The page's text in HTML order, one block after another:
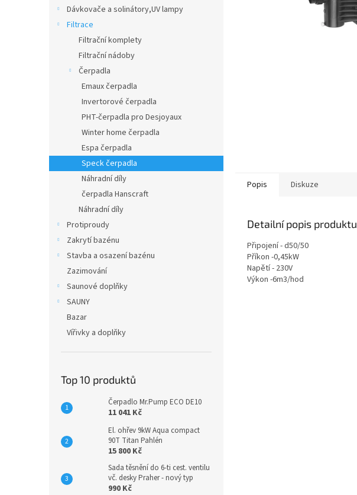
Dávkovače a solinátory,UV lampy
Filtrace
Filtrační komplety
Filtrační nádoby
Čerpadla
Emaux čerpadla
Invertorové čerpadla
PHT-čerpadla pro Desjoyaux
Winter home čerpadla
Espa čerpadla
Speck čerpadla
Náhradní díly
čerpadla Hanscraft
Náhradní díly
Protiproudy
Zakrytí bazénu
Stavba a osazení bazénu
Zazimování
Saunové doplňky
SAUNY
Bazar
Vířivky a doplňky
Top 10 produktů
Čerpadlo Mr.Pump ECO DE10
11 041 Kč
El. ohřev 9kW Aqua compact
90T Titan Pahlén
15 800 Kč
Sada těsnění do 6-ti cest. ventilu
vč. desky Praher - nový typ
990 Kč
Popis Diskuze
Detailní popis produktu
Připojení - d50/50
Příkon -0,45kW
Napětí - 230V
Výkon -6m3/hod